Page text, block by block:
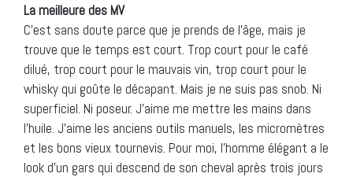
La meilleure des MV
C’est sans doute parce que je prends de l’âge, mais je
trouve que le temps est court. Trop court pour le café
dilué, trop court pour le mauvais vin, trop court pour le
whisky qui goûte le décapant. Mais je ne suis pas snob. Ni
superficiel. Ni poseur. J’aime me mettre les mains dans
l’huile. J’aime les anciens outils manuels, les micromètres
et les bons vieux tournevis. Pour moi, l’homme élégant a le
look d’un gars qui descend de son cheval après trois jours